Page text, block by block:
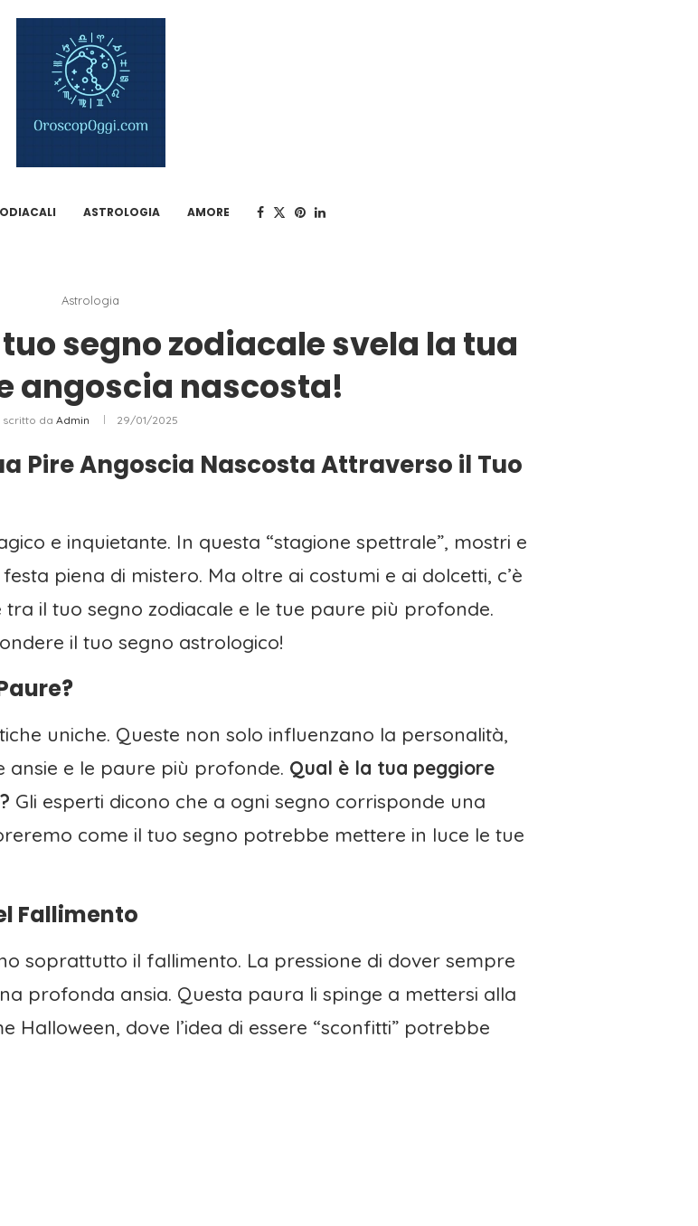
ASTROLOGIA AMORE
Astrologia
segno zodiacale svela la tua
angoscia nascosta!
scritto da Admin 29/01/2025
Pire Angoscia Nascosta Attraverso il Tuo
e inquietante. In questa “stagione spettrale”, mostri e
piena di mistero. Ma oltre ai costumi e ai dolcetti, c’è
il tuo segno zodiacale e le tue paure più profonde.
il tuo segno astrologico!
uniche. Queste non solo influenzano la personalità,
ansie e le paure più profonde. Qual è la tua peggiore
Gli esperti dicono che a ogni segno corrisponde una
come il tuo segno potrebbe mettere in luce le tue
Fallimento
soprattutto il fallimento. La pressione di dover sempre
profonda ansia. Questa paura li spinge a mettersi alla
Halloween, dove l’idea di essere “sconfitti” potrebbe